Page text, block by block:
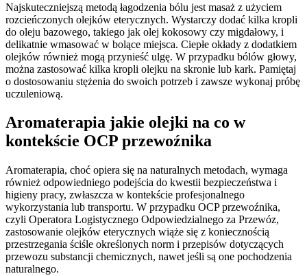
Najskuteczniejszą metodą łagodzenia bólu jest masaż z użyciem
rozcieńczonych olejków eterycznych. Wystarczy dodać kilka kropli
do oleju bazowego, takiego jak olej kokosowy czy migdałowy, i
delikatnie wmasować w bolące miejsca. Ciepłe okłady z dodatkiem
olejków również mogą przynieść ulgę. W przypadku bólów głowy,
można zastosować kilka kropli olejku na skronie lub kark. Pamiętaj
o dostosowaniu stężenia do swoich potrzeb i zawsze wykonaj próbę
uczuleniową.
Aromaterapia jakie olejki na co w
kontekście OCP przewoźnika
Aromaterapia, choć opiera się na naturalnych metodach, wymaga
również odpowiedniego podejścia do kwestii bezpieczeństwa i
higieny pracy, zwłaszcza w kontekście profesjonalnego
wykorzystania lub transportu. W przypadku OCP przewoźnika,
czyli Operatora Logistycznego Odpowiedzialnego za Przewóz,
zastosowanie olejków eterycznych wiąże się z koniecznością
przestrzegania ściśle określonych norm i przepisów dotyczących
przewozu substancji chemicznych, nawet jeśli są one pochodzenia
naturalnego.